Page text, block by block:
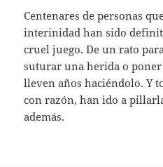
Centenares de personas
interinidad han sido
cruel juego. De un rato
suturar una herida o
lleven años haciéndolo. Y
con razón, han ido a
además.